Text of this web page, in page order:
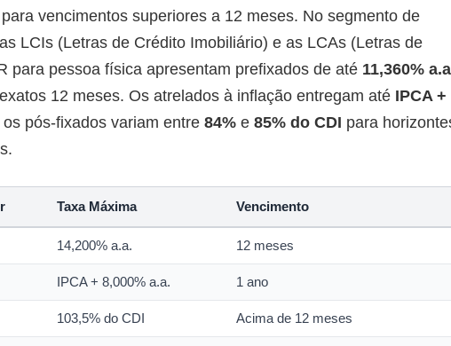
para vencimentos superiores a 12 meses. No segmento de
LCIs (Letras de Crédito Imobiliário) e as LCAs (Letras de
para pessoa física apresentam prefixados de até 11,360%
12 meses. Os atrelados à inflação entregam até IPCA +
pós-fixados variam entre 84% e 85% do CDI para
Taxa Máxima Vencimento
14,200% a.a. 12 meses
IPCA + 8,000% a.a. 1 ano
103,5% do CDI Acima de 12 meses